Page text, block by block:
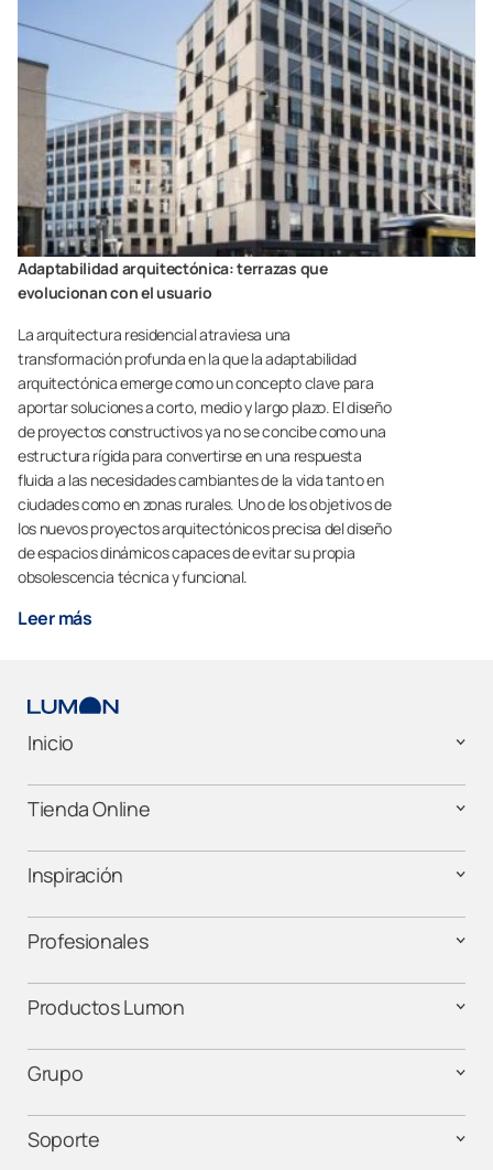
Adaptabilidad arquitectónica: terrazas que
evolucionan con el usuario
La arquitectura residencial atraviesa una
transformación profunda en la que la adaptabilidad
arquitectónica emerge como un concepto clave para
aportar soluciones a corto, medio y largo plazo. El diseño
de proyectos constructivos ya no se concibe como una
estructura rígida para convertirse en una respuesta
fluida a las necesidades cambiantes de la vida tanto en
ciudades como en zonas rurales. Uno de los objetivos de
los nuevos proyectos arquitectónicos precisa del diseño
de espacios dinámicos capaces de evitar su propia
obsolescencia técnica y funcional.
Leer más
Inicio
Tienda Online
Inspiración
Profesionales
Productos Lumon
Grupo
Soporte